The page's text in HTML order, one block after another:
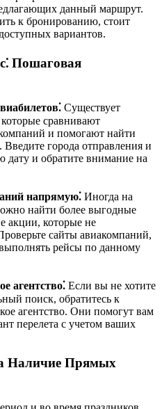
данный маршрут.
к бронированию, стоит
вариантов.
Пошаговая
Существует
сравнивают
и помогают найти
города отправления и
и обратите внимание на
напрямую⁚ Иногда на
найти более выгодные
акции, которые не
сайты авиакомпаний,
рейсы по данному
агентство⁚ Если вы не хотите
поиск, обратитесь к
агентство. Они помогут вам
перелета с учетом ваших
Наличие Прямых